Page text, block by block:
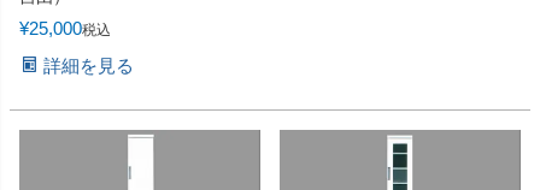
¥25,000税込
詳細を見る